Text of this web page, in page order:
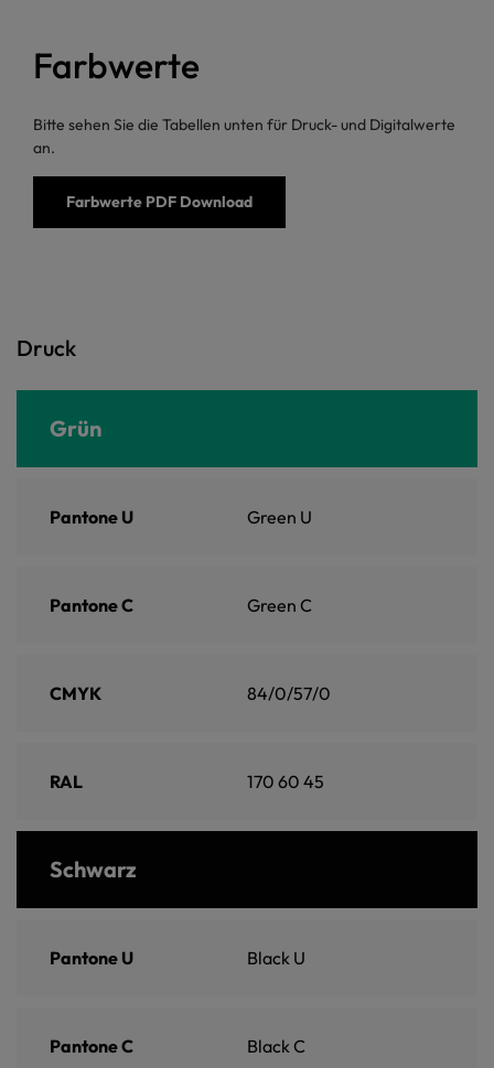
Farbwerte
Bitte sehen Sie die Tabellen unten für Druck- und Digitalwerte
an.
Farbwerte PDF Download
Druck
Grün
Pantone U Green U
Pantone C Green C
CMYK 84/0/57/0
RAL 170 60 45
Schwarz
Pantone U Black U
Pantone C Black C